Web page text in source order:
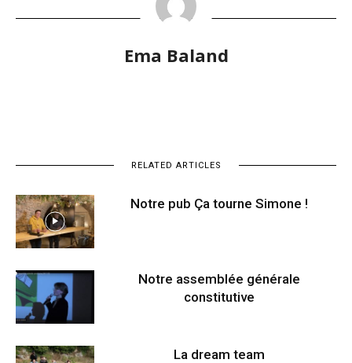
Ema Baland
RELATED ARTICLES
Notre pub Ça tourne Simone !
Notre assemblée générale
constitutive
La dream team